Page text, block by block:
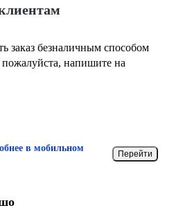
заказ безналичным способом
напишите на
в мобильном
Перейти